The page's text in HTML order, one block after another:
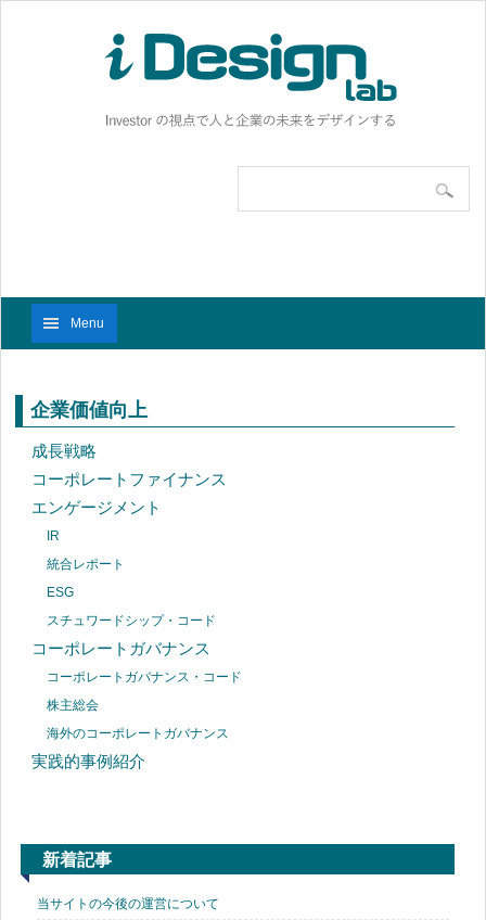
Menu
企業価値向上
成長戦略
コーポレートファイナンス
エンゲージメント
IR
統合レポート
ESG
スチュワードシップ・コード
コーポレートガバナンス
コーポレートガバナンス・コード
株主総会
海外のコーポレートガバナンス
実践的事例紹介
新着記事
当サイトの今後の運営について